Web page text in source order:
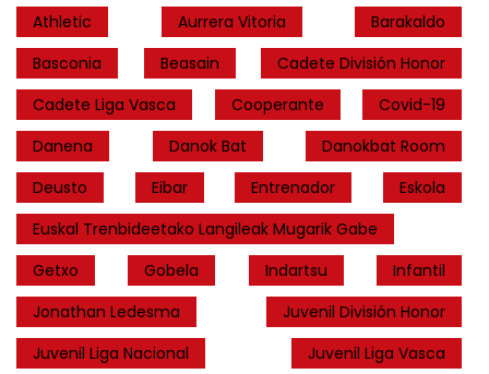
Athletic
Aurrera Vitoria
Barakaldo
Basconia
Beasain
Cadete División Honor
Cadete Liga Vasca
Cooperante
Covid-19
Danena
Danok Bat
Danokbat Room
Deusto
Eibar Entrenador
Eskola
Euskal Trenbideetako Langileak Mugarik Gabe
Getxo
Gobela Indartsu
Infantil
Jonathan Ledesma
Juvenil División Honor
Juvenil Liga Nacional
Juvenil Liga Vasca